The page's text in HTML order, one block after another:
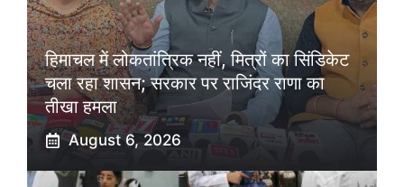
हिमाचल में लोकतांत्रिक नहीं, मित्रों का सिंडिकेट
चला रहा शासन; सरकार पर राजिंदर राणा का
तीखा हमला
August 6, 2026